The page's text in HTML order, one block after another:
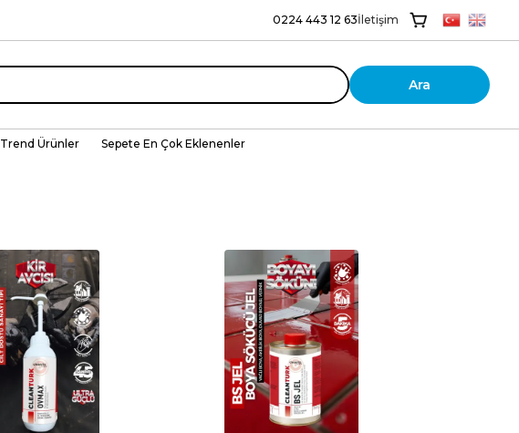
0224 443 12 63İletişim
Ara
Trend Ürünler Sepete En Çok Eklenenler